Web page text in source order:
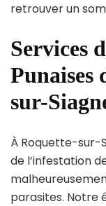
retrouver un
Services
Punaises
sur-
À Roquette-sur-
de l’infestation
parasites. Notre